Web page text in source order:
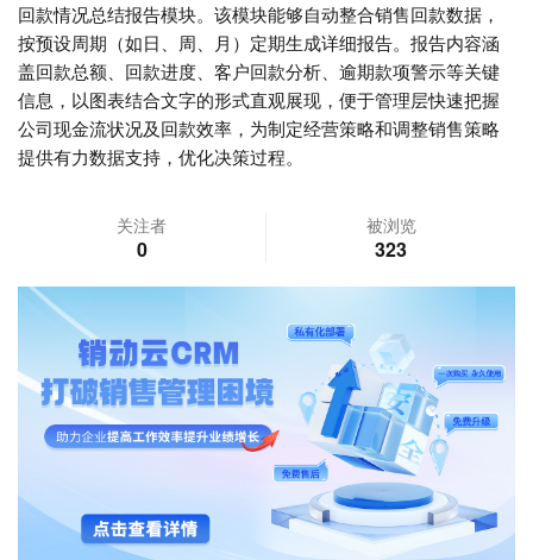
回款情况总结报告模块。该模块能够自动整合销售回款数据，
按预设周期（如日、周、月）定期生成详细报告。报告内容涵
盖回款总额、回款进度、客户回款分析、逾期款项警示等关键
信息，以图表结合文字的形式直观展现，便于管理层快速把握
公司现金流状况及回款效率，为制定经营策略和调整销售策略
提供有力数据支持，优化决策过程。
关注者
0
被浏览
323